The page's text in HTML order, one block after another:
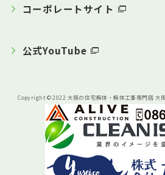
コーポレートサイト
公式YouTube
Copyright © 2022 大阪の住宅解体・解体工事専門店 大